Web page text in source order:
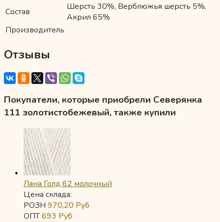
Состав
Шерсть 30%, Верблюжья шерсть 5%,
Акрил 65%
Производитель
Отзывы
Покупатели, которые приобрели Северянка
111 золотистобежевый, также купили
Лана Голд 62 молочный
Цена склада:
РОЗН 970,20 Руб
ОПТ693 Руб